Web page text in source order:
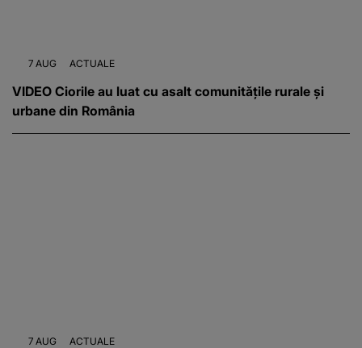
7 AUG ACTUALE
VIDEO Ciorile au luat cu asalt comunitățile rurale și
urbane din România
7 AUG ACTUALE